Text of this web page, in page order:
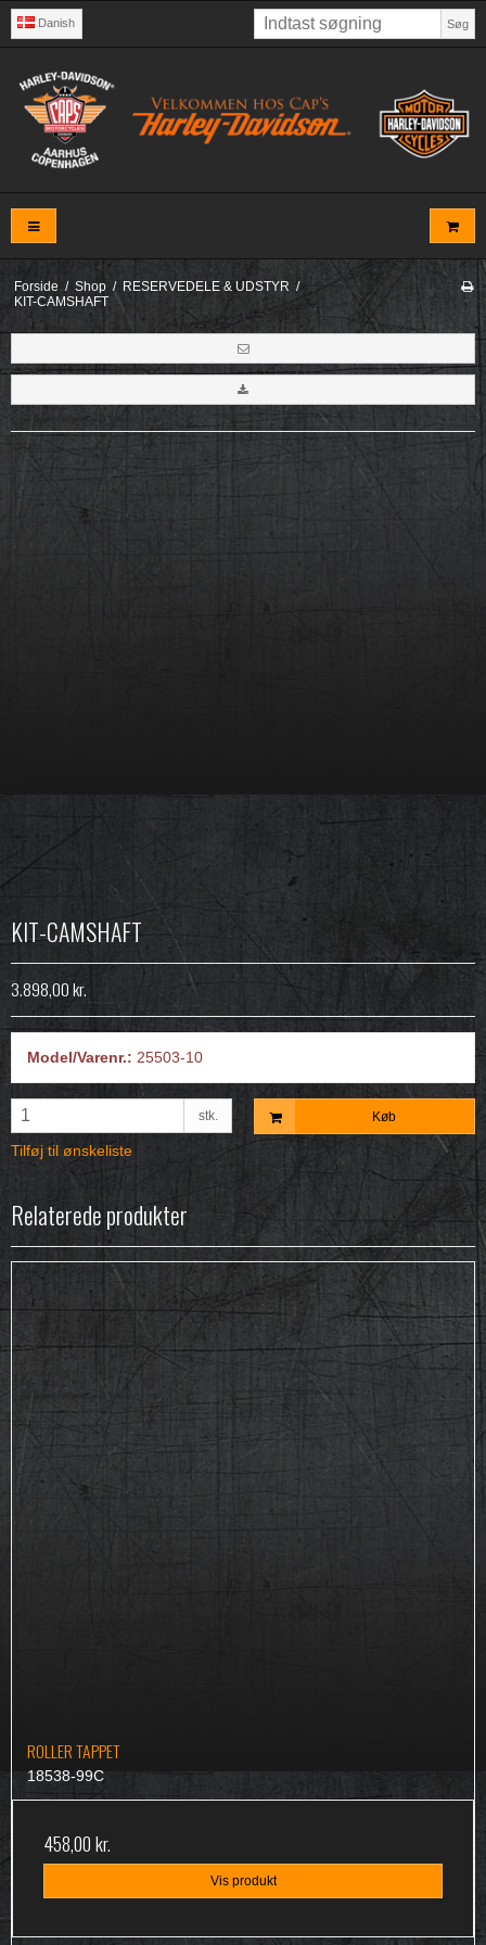
Danish Søg
Forside / Shop / RESERVEDELE & UDSTYR /
KIT-CAMSHAFT
KIT-CAMSHAFT
3.898,00 kr.
Model/Varenr.: 25503-10
stk. Køb
Tilføj til ønskeliste
Relaterede produkter
ROLLER TAPPET
18538-99C
458,00 kr.
Vis produkt